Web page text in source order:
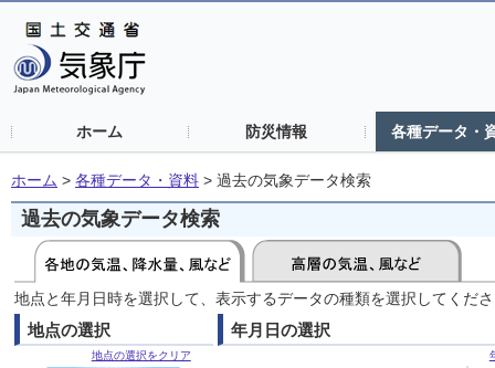
ホーム 防災情報 各種データ・
ホーム > 各種データ・資料 > 過去の気象データ検索
過去の気象データ検索
地点と年月日時を選択して、表示するデータの種類を選択してくだ
地点の選択
地点の選択をクリア
年月日の選択